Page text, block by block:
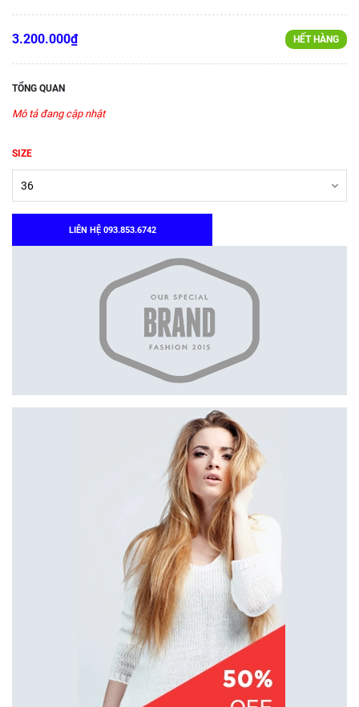
3.200.000₫ HẾT HÀNG
TỔNG QUAN
Mô tả đang cập nhật
SIZE
LIÊN HỆ 093.853.6742